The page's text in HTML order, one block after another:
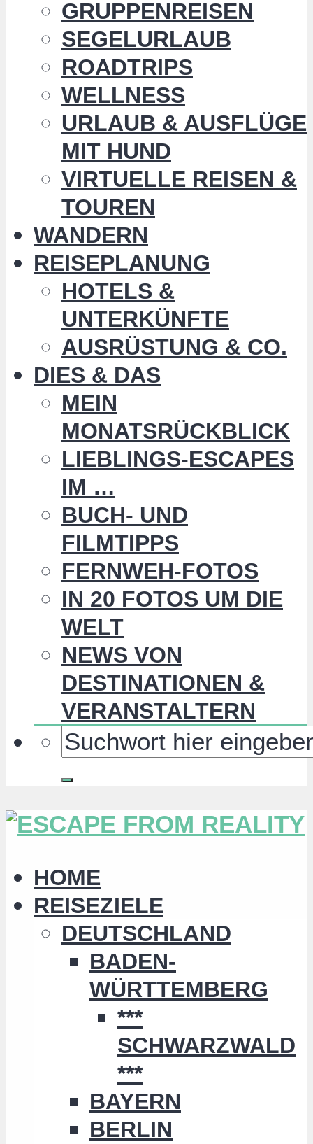
GRUPPENREISEN
SEGELURLAUB
ROADTRIPS
WELLNESS
URLAUB & AUSFLÜGE
MIT HUND
VIRTUELLE REISEN &
TOUREN
WANDERN
REISEPLANUNG
HOTELS &
UNTERKÜNFTE
AUSRÜSTUNG & CO.
DIES & DAS
MEIN
MONATSRÜCKBLICK
LIEBLINGS-ESCAPES
IM …
BUCH- UND
FILMTIPPS
FERNWEH-FOTOS
IN 20 FOTOS UM DIE
WELT
NEWS VON
DESTINATIONEN &
VERANSTALTERN
HOME
REISEZIELE
DEUTSCHLAND
BADEN-
WÜRTTEMBERG
***
SCHWARZWALD
***
BAYERN
BERLIN